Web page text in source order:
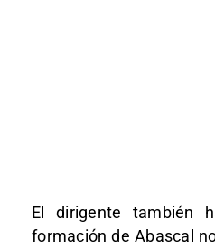
El dirigente también
formación de Abascal